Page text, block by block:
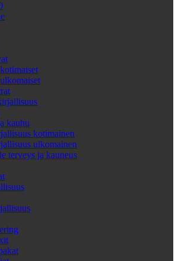
kauhu
kotimainen
ulkomainen
terveys ja kauneus